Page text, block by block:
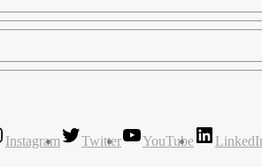
Instagram Twitter YouTube